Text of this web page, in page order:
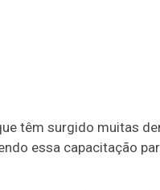
têm surgido muitas
essa capacitação